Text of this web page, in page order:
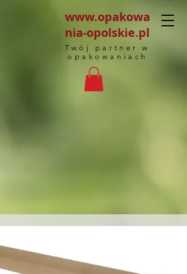
www.opakowa
nia-opolskie.pl
Twój partner w
opakowaniach